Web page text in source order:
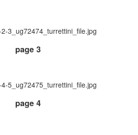
3_ug72474_turrettini_file.jpg
page 3
5_ug72475_turrettini_file.jpg
page 4